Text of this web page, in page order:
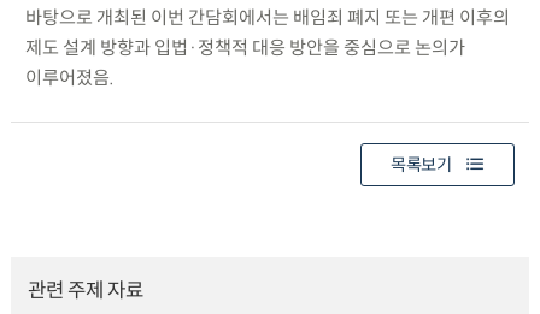
바탕으로 개최된 이번 간담회에서는 배임죄 폐지 또는 개편 이후의
제도 설계 방향과 입법·정책적 대응 방안을 중심으로 논의가
이루어졌음.
목록보기
관련 주제 자료